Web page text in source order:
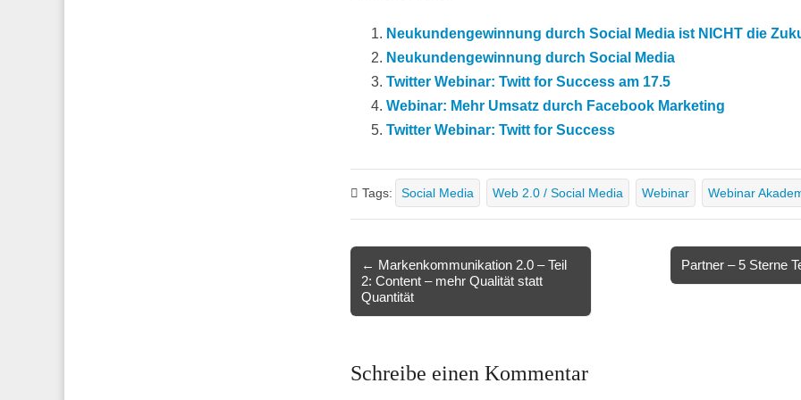
Neukundengewinnung durch Social Media ist NICHT die
Neukundengewinnung durch Social Media
Twitter Webinar: Twitt for Success am 17.5
Webinar: Mehr Umsatz durch Facebook Marketing
Twitter Webinar: Twitt for Success
Tags: Social Media Web 2.0 / Social Media Webinar Webinar
navigation
← Markenkommunikation 2.0 – Teil
2: Content – mehr Qualität statt
Quantität
Partner – 5 Sterne
Schreibe einen Kommentar